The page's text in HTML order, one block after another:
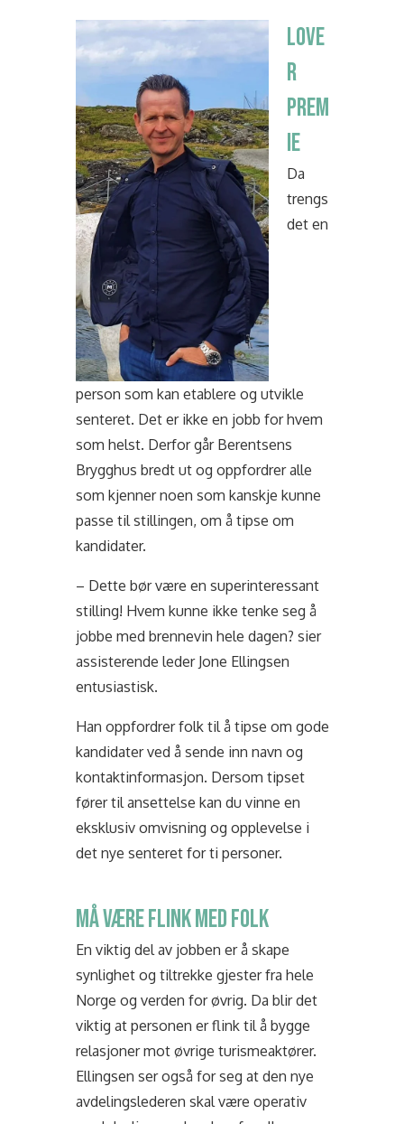
LOVE
R
PREM
IE
Da
trengs
det en
person som kan etablere og utvikle
senteret. Det er ikke en jobb for hvem
som helst. Derfor går Berentsens
Brygghus bredt ut og oppfordrer alle
som kjenner noen som kanskje kunne
passe til stillingen, om å tipse om
kandidater.
– Dette bør være en superinteressant
stilling! Hvem kunne ikke tenke seg å
jobbe med brennevin hele dagen? sier
assisterende leder Jone Ellingsen
entusiastisk.
Han oppfordrer folk til å tipse om gode
kandidater ved å sende inn navn og
kontaktinformasjon. Dersom tipset
fører til ansettelse kan du vinne en
eksklusiv omvisning og opplevelse i
det nye senteret for ti personer.
MÅ VÆRE FLINK MED FOLK
En viktig del av jobben er å skape
synlighet og tiltrekke gjester fra hele
Norge og verden for øvrig. Da blir det
viktig at personen er flink til å bygge
relasjoner mot øvrige turismeaktører.
Ellingsen ser også for seg at den nye
avdelingslederen skal være operativ